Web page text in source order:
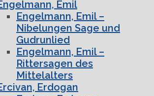
Emil
Engelmann, Emil –
Nibelungen Sage und
Gudrunlied
Engelmann, Emil –
Rittersagen des
Mittelalters
Erdogan